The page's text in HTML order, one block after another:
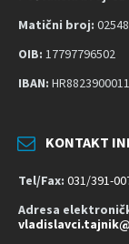
Matični broj:
OIB: 17797796502
IBAN:
KONTAKT
Tel/Fax: 031/391-
Adresa